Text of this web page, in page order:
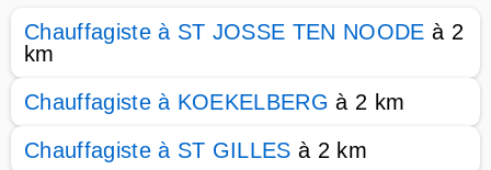
Chauffagiste à ST JOSSE TEN NOODE à 2
km
Chauffagiste à KOEKELBERG à 2 km
Chauffagiste à ST GILLES à 2 km